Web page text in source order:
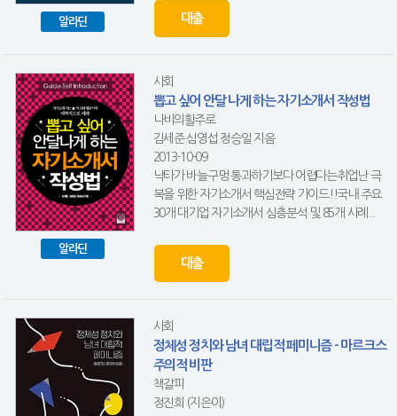
알라딘 대출
알라딘
사회
뽑고 싶어 안달 나게 하는 자기소개서 작성법
나비의활주로
김세준.심영섭.정승일 지음
2013-10-09
낙타가 바늘구멍 통과하기보다 어렵다는취업난 극
복을 위한 자기소개서 핵심전략 가이드!!국내 주요
30개 대기업 자기소개서 심층분석 및 85개 사례...
대출
사회
정체성 정치와 남녀 대립적 페미니즘 - 마르크스
주의적 비판
책갈피
정진희 (지은이)